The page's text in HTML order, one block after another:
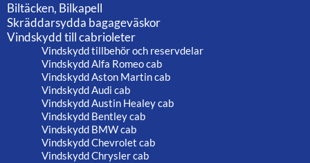
Biltäcken, Bilkapell
Skräddarsydda bagageväskor
Vindskydd till cabrioleter
Vindskydd tillbehör och reservdelar
Vindskydd Alfa Romeo cab
Vindskydd Aston Martin cab
Vindskydd Audi cab
Vindskydd Austin Healey cab
Vindskydd Bentley cab
Vindskydd BMW cab
Vindskydd Chevrolet cab
Vindskydd Chrysler cab